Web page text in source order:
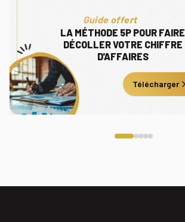
Guide offert
LA MÉTHODE 5P POUR FAIRE
DÉCOLLER VOTRE CHIFFRE
D'AFFAIRES
Télécharger